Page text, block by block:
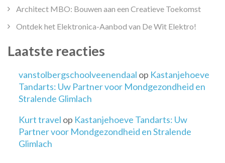
Architect MBO: Bouwen aan een Creatieve Toekomst
Ontdek het Elektronica-Aanbod van De Wit Elektro!
Laatste reacties
vanstolbergschoolveenendaal op Kastanjehoeve
Tandarts: Uw Partner voor Mondgezondheid en
Stralende Glimlach
Kurt travel op Kastanjehoeve Tandarts: Uw
Partner voor Mondgezondheid en Stralende
Glimlach